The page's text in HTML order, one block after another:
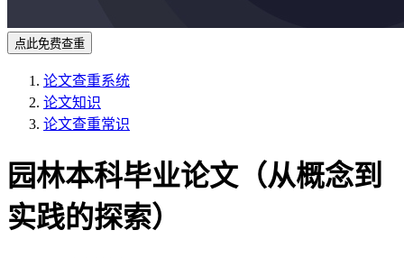
点此免费查重
论文查重系统
论文知识
论文查重常识
园林本科毕业论文（从概念到
实践的探索）